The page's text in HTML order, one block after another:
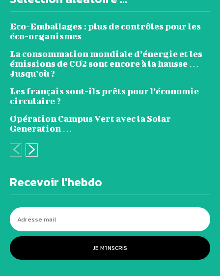
Eco-Emballages : plus de contrôles pour les
éco-organismes
La consommation mondiale d’énergie et les
émissions de CO2 sont encore à la hausse …
Jusqu’où ?
Les français sont-ils prêts pour l’économie
circulaire ?
Opération Campus Vert avec la Solar
Generation …
Recevoir l'hebdo
JE M'INSCRIS